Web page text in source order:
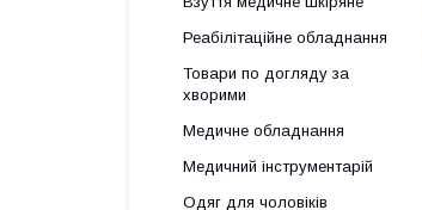
Реабілітаційне обладнання
Товари по догляду за
хворими
Медичне обладнання
Медичний інструментарій
Одяг для чоловіків